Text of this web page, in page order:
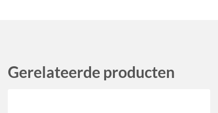
Gerelateerde producten